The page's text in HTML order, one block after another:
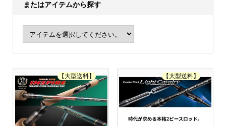
またはアイテムから探す
【大型送料】 【大型送料】